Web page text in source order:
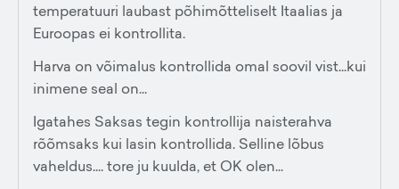
temperatuuri laubast põhimõtteliselt Itaalias ja
Euroopas ei kontrollita.
Harva on võimalus kontrollida omal soovil vist...kui
inimene seal on...
Igatahes Saksas tegin kontrollija naisterahva
rõõmsaks kui lasin kontrollida. Selline lõbus
vaheldus.... tore ju kuulda, et OK olen...